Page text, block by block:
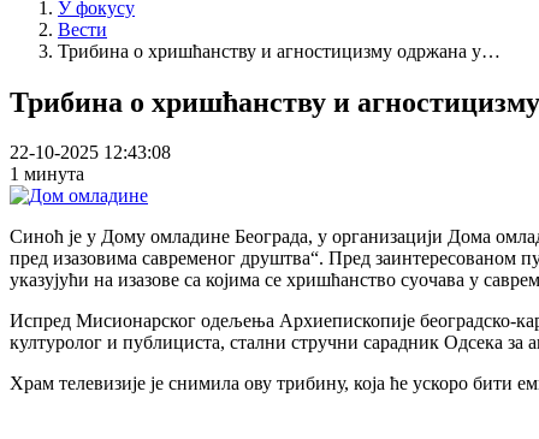
У фокусу
Вести
Трибина о хришћанству и агностицизму одржана у…
Трибина о хришћанству и
22-10-2025 12:43:08
1 минута
Синоћ је у Дому омладине Београда, у организацији Дома
пред изазовима савременог друштва“. Пред заинтересованом
указујући на изазове са којима се хришћанство суочава у
Испред Мисионарског одељења Архиепископије београдско-
културолог и публициста, стални стручни сарадник Одсека
Храм телевизије је снимила ову трибину, која ће ускоро